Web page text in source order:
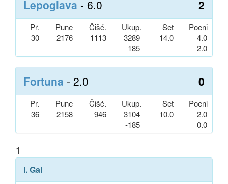
Lepoglava - 6.0 2
Pr. Pune Čišć. Ukup. Set
Poeni
30
2176 1113
3289
185
14.0
4.0
2.0
Fortuna - 2.0 0
Pr. Pune Čišć. Ukup. Set
Poeni
36
2158 946
3104
-185
10.0
2.0
0.0
1
I. Gal